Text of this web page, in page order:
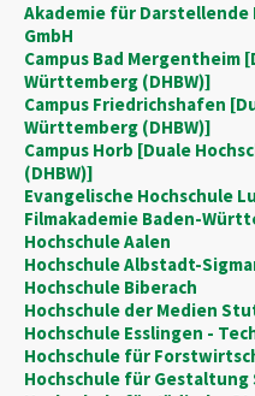
Akademie für
GmbH
Campus Bad Mergentheim
Württemberg (DHBW)]
Campus Friedrichshafen
Württemberg (DHBW)]
Campus Horb [Duale
(DHBW)]
Evangelische Hochschule
Filmakademie Baden-
Hochschule Aalen
Hochschule Albstadt-
Hochschule Biberach
Hochschule der Medien
Hochschule Esslingen -
Hochschule für
Hochschule für Gestaltung